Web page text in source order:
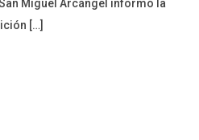
Miguel Arcángel informó la
[…]